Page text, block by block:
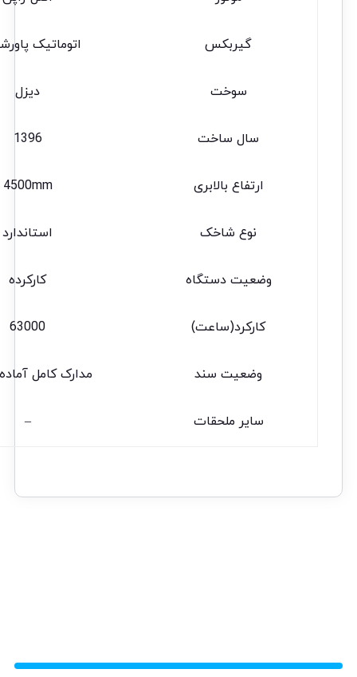
گیربکس اتوماتیک
سوخت دیزل
سال ساخت 1396
ارتفاع بالابری 4500mm
نوع شاخک استاندارد
وضعیت دستگاه کارکرده
کارکرد(ساعت) 63000
وضعیت سند مدارک کامل
سایر ملحقات –